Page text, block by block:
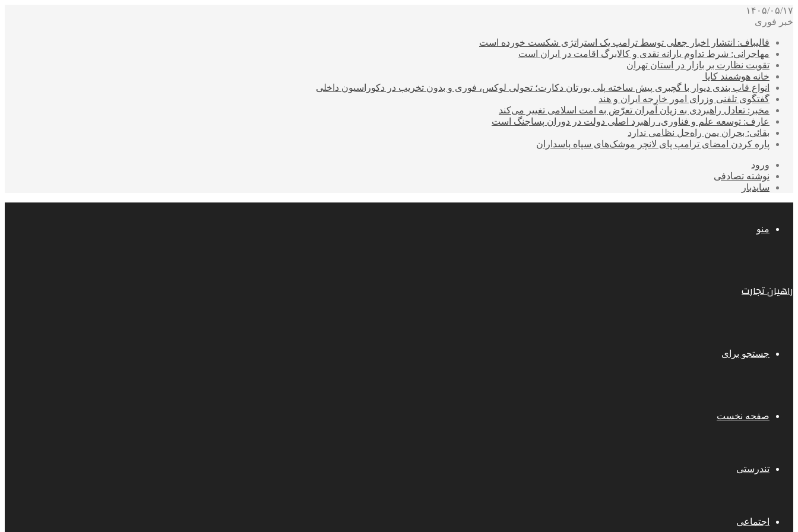
۱۴۰۵/۰۵/۱۷
خبر فوری
قالیباف: انتشار اخبار جعلی توسط ترامپ یک استراتژی شکست خورده است
مهاجرانی: شرط تداوم یارانه نقدی و کالابرگ اقامت در ایران است
تقویت نظارت بر بازار در استان تهران
خانه هوشمند کایا
انواع قاب بندی دیوار با گچبری پیش ساخته پلی یورتان دکارت؛ تحولی لوکس، فوری و بدون تخریب در دکوراسیون داخلی
گفتگوی تلفنی وزرای امور خارجه ایران و هند
مخبر: تعادل راهبردی به زیان آمران تعرّض به امت اسلامی تغییر می‌کند
عارف: توسعه علم و فناوری، راهبرد اصلی دولت در دوران پساجنگ است
بقائی: بحران یمن راه‌حل نظامی ندارد
پاره کردن امضای ترامپ پای لانچر موشک‌های سپاه پاسداران
ورود
نوشته تصادفی
سایدبار
منو
راهیان تجارت
جستجو برای
صفحه نخست
تندرستی
اجتماعی